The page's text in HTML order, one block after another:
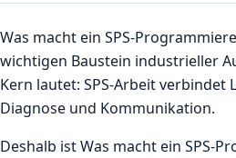
Was macht ein SPS-
wichtigen Baustein industrieller
Kern lautet: SPS-Arbeit verbindet
Diagnose und Kommunikation.
Deshalb ist Was macht ein SPS-